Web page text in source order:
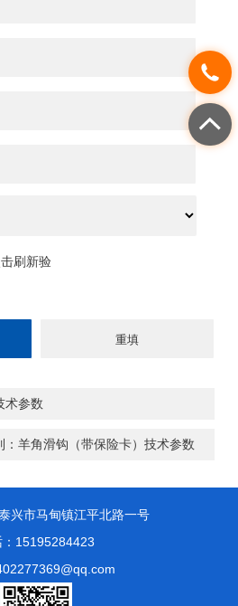
术参数
：羊角滑钩（带保险卡）技术参数
兴市马甸镇江平北路一号
：15195284423